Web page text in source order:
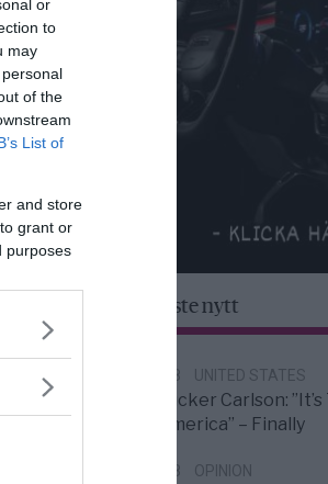
or
to
may
of the
List of
and store
grant or
purposes
Senaste nytt
6/8 UNITED STATES
Tucker Carlson:
America” – Finally
5/8 OPINION